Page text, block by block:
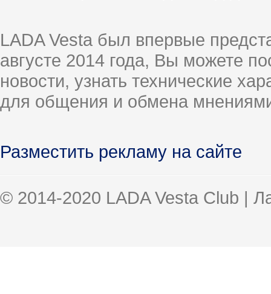
LADA Vesta был впервые
августе 2014 года, Вы можете
новости, узнать технические
для общения и обмена
Разместить рекламу на сайте
© 2014-2020 LADA Vesta Club |